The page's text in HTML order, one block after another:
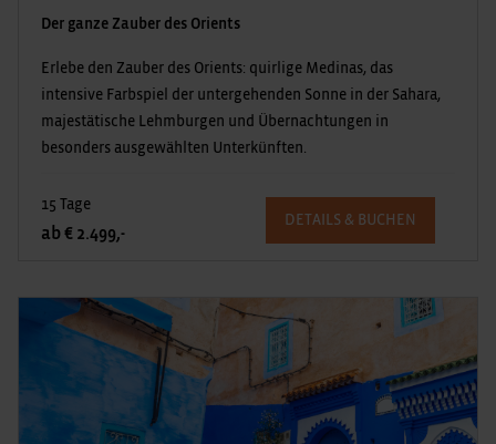
Der ganze Zauber des Orients
Erlebe den Zauber des Orients: quirlige Medinas, das
intensive Farbspiel der untergehenden Sonne in der Sahara,
majestätische Lehmburgen und Übernachtungen in
besonders ausgewählten Unterkünften.
15 Tage
ab € 2.499,-
DETAILS & BUCHEN